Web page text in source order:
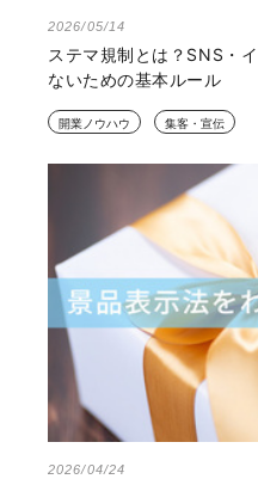
2026/05/14
ステマ規制とは？SNS・
ないための基本ルール
開業ノウハウ 集客・宣伝
2026/04/24